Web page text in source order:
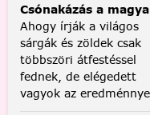
Csónakázás a
Ahogy írják a világos
sárgák és zöldek csak
többszöri átfestéssel
fednek, de elégedett
vagyok az